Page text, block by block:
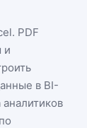
. PDF
и
в BI-